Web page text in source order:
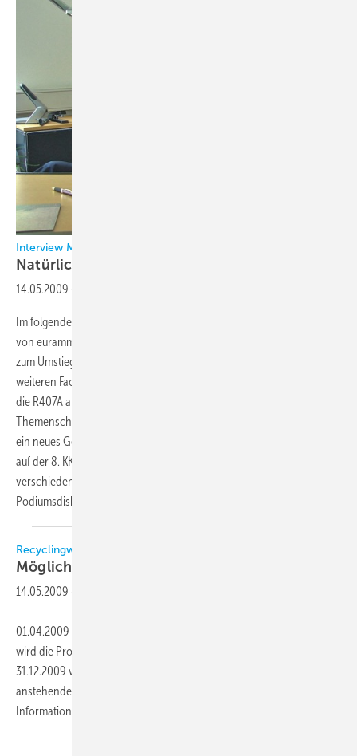
Interview Mit Monika Witt von Eurammon
Natürliche Kältemittel als
14.05.2009
Im folgenden Interview beleuchtet Monika Witt, Vorstandsvorsitzende
von eurammon, die Folgen des HFCKW-Ausstiegs und Möglichkeiten
zum Umstieg auf natürliche Kältemittel. Im Anschluss gibt es einen
weiteren Fachbeitrag von Simon Gardner und Karsten Schwennesen,
die R407A als Ersatz für R22 favorisieren. Dritter Teil unseres
Themenschwerpunktes R22 ist ein Bericht über den Chillermarkt und
ein neues Gerät von Carrier. Die Fortführung dieses Diskurses erfolgt
auf der 8. KK-Fachtagung am 26. Mai in Frankfurt. Dort werden
verschiedene Standpunkte zu diesem Thema auf der
Podiumsdiskussion durch kompetente Teilnehmer
Recyclingware wird knapp und teuer
Mögliche Alternativen beim
14.05.2009
01.04.2009 − Durch die europäische Verordnung (EG) Nr. 2037/2000
wird die Produktion von R22 und der Verkauf von Neuware mit
31.12.2009 verboten. Hauser hat die wichtigsten Punkte zum
anstehenden Ausstieg der R22Verwendung in einer kurzen
Information (s.